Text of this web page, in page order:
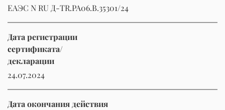
ЕАЭС N RU Д-TR.РА06.В.35301/24
Дата регистрации
сертификата/
декларации
24.07.2024
Дата окончания действия